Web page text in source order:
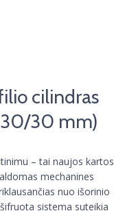
cilindras
30 mm)
– tai naujos kartos
mechanines
nuo išorinio
sistema suteikia